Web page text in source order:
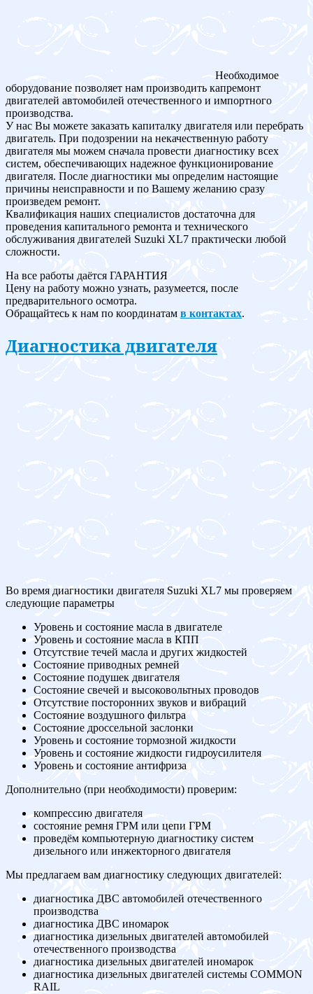
Необходимое
оборудование позволяет нам производить капремонт
двигателей автомобилей отечественного и импортного
производства.
У нас Вы можете заказать капиталку двигателя или перебрать
двигатель. При подозрении на некачественную работу
двигателя мы можем сначала провести диагностику всех
систем, обеспечивающих надежное функционирование
двигателя. После диагностики мы определим настоящие
причины неисправности и по Вашему желанию сразу
произведем ремонт.
Квалификация наших специалистов достаточна для
проведения капитального ремонта и технического
обслуживания двигателей Suzuki XL7 практически любой
сложности.
На все работы даётся ГАРАНТИЯ
Цену на работу можно узнать, разумеется, после
предварительного осмотра.
Обращайтесь к нам по координатам в контактах.
Диагностика двигателя
Во время диагностики двигателя Suzuki XL7 мы проверяем
следующие параметры
Уровень и состояние масла в двигателе
Уровень и состояние масла в КПП
Отсутствие течей масла и других жидкостей
Состояние приводных ремней
Состояние подушек двигателя
Состояние свечей и высоковольтных проводов
Отсутствие посторонних звуков и вибраций
Состояние воздушного фильтра
Состояние дроссельной заслонки
Уровень и состояние тормозной жидкости
Уровень и состояние жидкости гидроусилителя
Уровень и состояние антифриза
Дополнительно (при необходимости) проверим:
компрессию двигателя
состояние ремня ГРМ или цепи ГРМ
проведём компьютерную диагностику систем
дизельного или инжекторного двигателя
Мы предлагаем вам диагностику следующих двигателей:
диагностика ДВС автомобилей отечественного
производства
диагностика ДВС иномарок
диагностика дизельных двигателей автомобилей
отечественного производства
диагностика дизельных двигателей иномарок
диагностика дизельных двигателей системы COMMON
RAIL